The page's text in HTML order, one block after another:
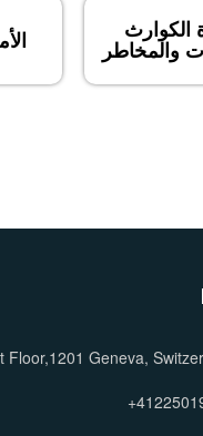
الكوارث
والمخاطر
Floor,1201 Geneva,